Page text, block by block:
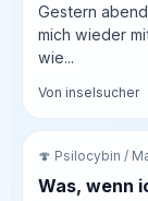
Gestern
mich wieder
wie...
Von inselsucher
🍄 Psilocybin /
Was, wenn